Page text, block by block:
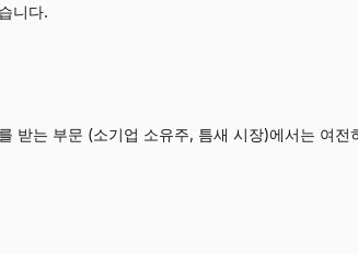
니다.
받는 부문 (소기업 소유주, 틈새 시장)에서는 여전